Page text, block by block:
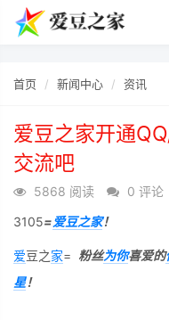
首页 新闻中心 资讯
爱豆之家开通
交流吧
5868 阅读 0 评论
3105=爱豆之家！
爱豆之家= 粉丝为你喜爱的
星！